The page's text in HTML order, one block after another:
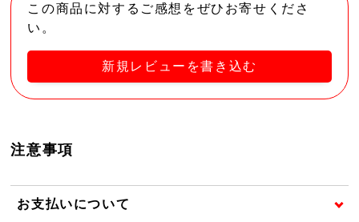
この商品に対するご感想をぜひお寄せくださ
い。
新規レビューを書き込む
注意事項
お支払いについて